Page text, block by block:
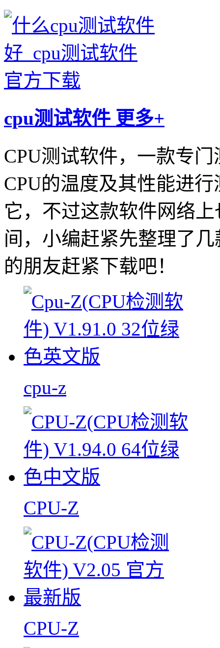
cpu测试软件 更多+
CPU测试软件，一款专
CPU的温度及其性能进
它，不过这款软件网络
间，小编赶紧先整理了
的朋友赶紧下载吧！
cpu-z
CPU-Z
CPU-Z